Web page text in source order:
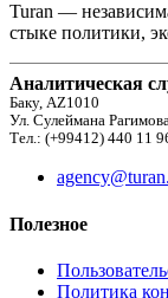
Turan —
стыке политики,
Аналитическая
Баку, AZ1010
Ул. Сулеймана
Тел.: (+99412) 440 11
Полезное
Политика